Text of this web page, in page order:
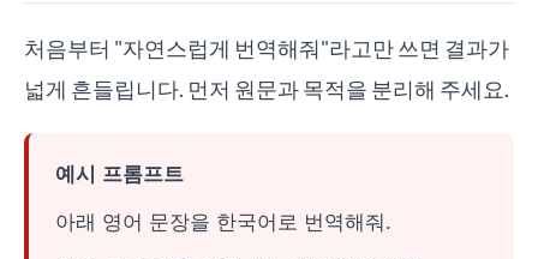
처음부터 "자연스럽게 번역해줘"라고만 쓰면 결과가
넓게 흔들립니다. 먼저 원문과 목적을 분리해 주세요.
예시 프롬프트
아래 영어 문장을 한국어로 번역해줘.